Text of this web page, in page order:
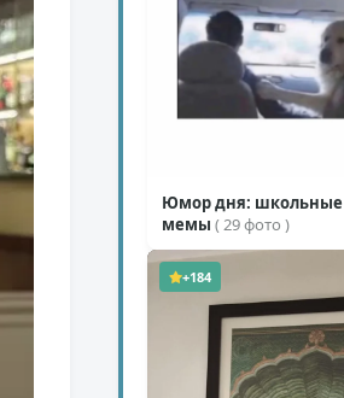
Юмор дня: школьные
мемы ( 29 фото )
+184